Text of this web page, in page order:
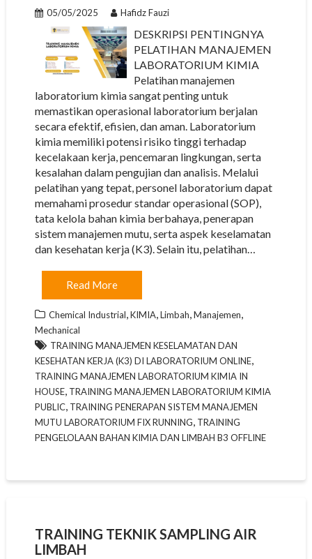
05/05/2025 Hafidz Fauzi
DESKRIPSI PENTINGNYA
PELATIHAN MANAJEMEN
LABORATORIUM KIMIA
Pelatihan manajemen
laboratorium kimia sangat penting untuk
memastikan operasional laboratorium berjalan
secara efektif, efisien, dan aman. Laboratorium
kimia memiliki potensi risiko tinggi terhadap
kecelakaan kerja, pencemaran lingkungan, serta
kesalahan dalam pengujian dan analisis. Melalui
pelatihan yang tepat, personel laboratorium dapat
memahami prosedur standar operasional (SOP),
tata kelola bahan kimia berbahaya, penerapan
sistem manajemen mutu, serta aspek keselamatan
dan kesehatan kerja (K3). Selain itu, pelatihan…
Read More
Chemical Industrial,KIMIA,Limbah,Manajemen,
Mechanical
TRAINING MANAJEMEN KESELAMATAN DAN
KESEHATAN KERJA (K3) DI LABORATORIUM ONLINE,
TRAINING MANAJEMEN LABORATORIUM KIMIA IN
HOUSE, TRAINING MANAJEMEN LABORATORIUM KIMIA
PUBLIC, TRAINING PENERAPAN SISTEM MANAJEMEN
MUTU LABORATORIUM FIX RUNNING, TRAINING
PENGELOLAAN BAHAN KIMIA DAN LIMBAH B3 OFFLINE
TRAINING TEKNIK SAMPLING AIR
LIMBAH